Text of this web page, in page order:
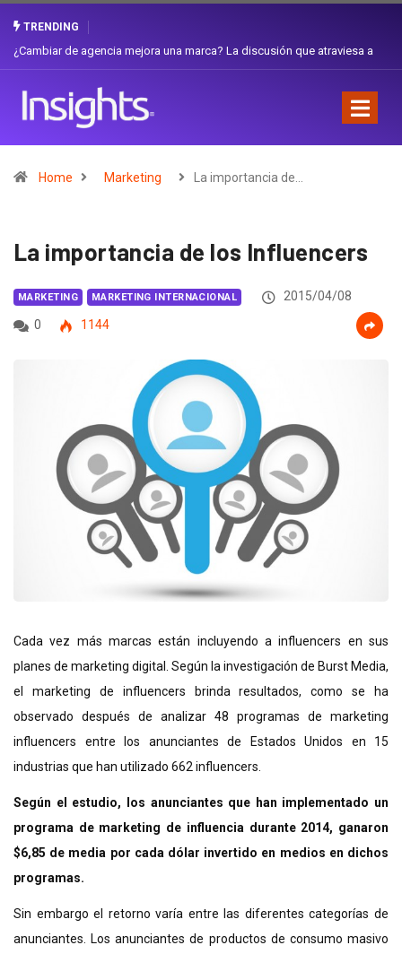
TRENDING
Gabriela Herrera y el arte de cambiarse el sombrero en Corporación
Home Marketing La importancia de…
La importancia de los Influencers
MARKETING MARKETING INTERNACIONAL
2015/04/08
0
1144
Cada vez más marcas están incluyendo a influencers en sus
planes de marketing digital. Según la investigación de Burst Media,
el marketing de influencers brinda resultados, como se ha
observado después de analizar 48 programas de marketing
influencers entre los anunciantes de Estados Unidos en 15
industrias que han utilizado 662 influencers.
Según el estudio, los anunciantes que han implementado un
programa de marketing de influencia durante 2014, ganaron
$6,85 de media por cada dólar invertido en medios en dichos
programas.
Sin embargo el retorno varía entre las diferentes categorías de
anunciantes. Los anunciantes de productos de consumo masivo